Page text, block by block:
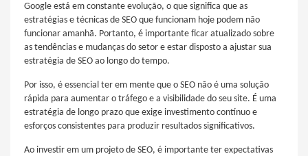
Google está em constante evolução, o que significa que as
estratégias e técnicas de SEO que funcionam hoje podem não
funcionar amanhã. Portanto, é importante ficar atualizado sobre
as tendências e mudanças do setor e estar disposto a ajustar sua
estratégia de SEO ao longo do tempo.
Por isso, é essencial ter em mente que o SEO não é uma solução
rápida para aumentar o tráfego e a visibilidade do seu site. É uma
estratégia de longo prazo que exige investimento contínuo e
esforços consistentes para produzir resultados significativos.
Ao investir em um projeto de SEO, é importante ter expectativas